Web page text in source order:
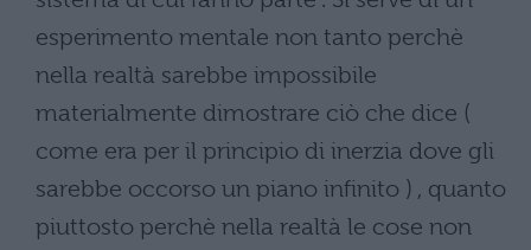
esperimento mentale non tanto perchè
nella realtà sarebbe impossibile
materialmente dimostrare ciò che dice (
come era per il principio di inerzia dove gli
sarebbe occorso un piano infinito ) , quanto
piuttosto perchè nella realtà le cose non